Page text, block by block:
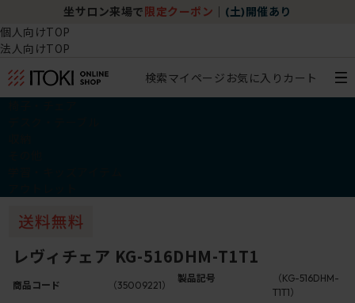
坐サロン来場で 限定クーポン (土)開催あり
個人向けTOP
法人向けTOP
検索マイページ お気に入り カート
レヴィチェア KG-516DHM-T1T1
商品コード （35009221）
製品記号
（KG-516DHM-
T1T1）